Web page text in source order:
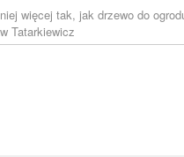
więcej tak, jak drzewo do
Tatarkiewicz